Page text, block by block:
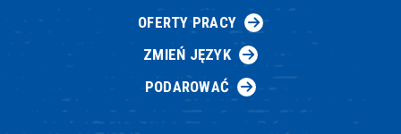
OFERTY PRACY
ZMIEŃ JĘZYK
PODAROWAĆ